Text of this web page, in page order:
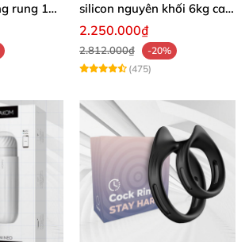
rung 10
silicon nguyên khối 6kg cao
cấp giá rẻ
2.250.000₫
2.812.000₫
-20%
(475)